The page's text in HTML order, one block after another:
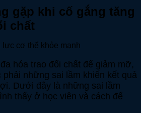
gặp khi cố gắng tăng
chất
hóa trao đổi chất để giảm mỡ,
những sai lầm khiến kết quả
Dưới đây là những sai lầm
thấy ở học viên và cách để